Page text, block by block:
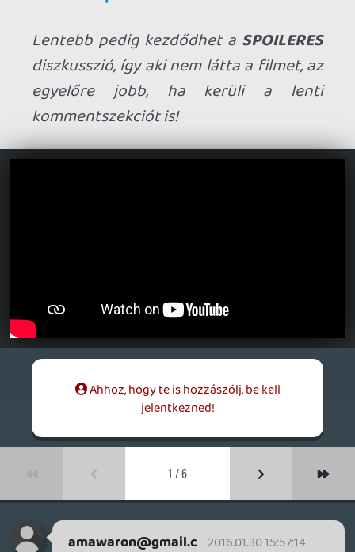
Ahhoz, hogy te is hozzászólj, be kell
jelentkezned!
1 / 6
kapott mint a traitor dude.
A dogfight jo volt, finn egyezkedese az uj
r2d2vel detto, a lezerkard kaszabolas foss,
OZ a hatalmas detto fos. Kylo hiteltelen,
szekbol, ha nem tudja fegyverrel
kikenyszeriteni az execeknel amit akar.
roze 2016.01.04 12:21:15 #062i2
ha belegondolsz Luke is zuhant le egy
"feneketlen mélységbe" amikor ugye
levágta a bilifejű a kezét, de elkapták a
🙂